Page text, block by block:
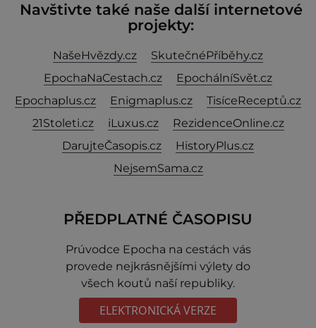
Navštivte také naše další internetové
projekty:
NašeHvězdy.cz
SkutečnéPříběhy.cz
EpochaNaCestach.cz
EpochálníSvět.cz
Epochaplus.cz
Enigmaplus.cz
TisíceReceptů.cz
21Stoleti.cz
iLuxus.cz
RezidenceOnline.cz
DarujteČasopis.cz
HistoryPlus.cz
NejsemSama.cz
PŘEDPLATNÉ ČASOPISU
Prúvodce Epocha na cestách vás
provede nejkrásnějšími výlety do
všech koutů naší republiky.
ELEKTRONICKÁ VERZE